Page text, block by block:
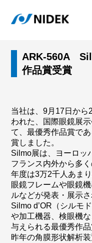
ARK-560A
作品賞受賞
当社は、9月17日から
われた、国際眼鏡展
て、最優秀作品賞で
賞しました。
Silmo展は、ヨーロッ
フランス内外から多
年度は3万2千人あま
眼鏡フレームや眼鏡
ルなどが発表・展示さ
Silmo d’OR（シルモ
や加工機器、検眼機
与えられる最優秀作
昨年の角膜形状解析